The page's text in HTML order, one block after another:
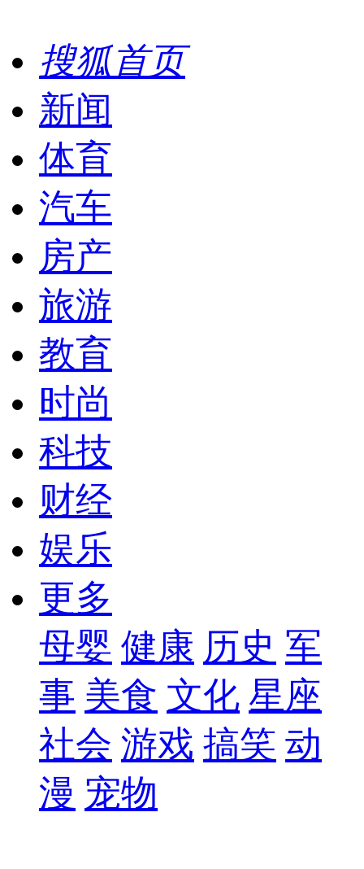
搜狐首页
新闻
体育
汽车
房产
旅游
教育
时尚
科技
财经
娱乐
更多
母婴 健康 历史 军
事 美食 文化 星座
社会 游戏 搞笑 动
漫 宠物